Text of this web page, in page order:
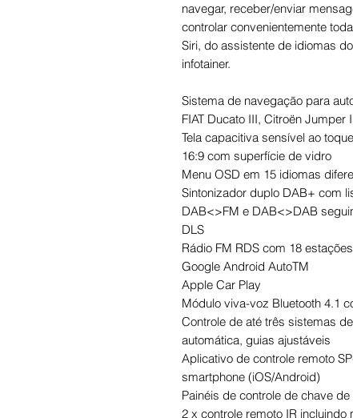
navegar, receber/enviar
controlar convenientemente
Siri, do assistente de idiomas
infotainer.
Sistema de navegação para
FIAT Ducato III, Citroën Jumper
Tela capacitiva sensível ao
16:9 com superfície de vidro
Menu OSD em 15 idiomas
Sintonizador duplo DAB+ com
DAB<>FM e DAB<>DAB
DLS
Rádio FM RDS com 18
Google Android AutoTM
Apple Car Play
Módulo viva-voz Bluetooth 4.1
Controle de até três sistemas
automática, guias ajustáveis
Aplicativo de controle remoto
smartphone (iOS/Android)
Painéis de controle de chave
2 x controle remoto IR incluindo